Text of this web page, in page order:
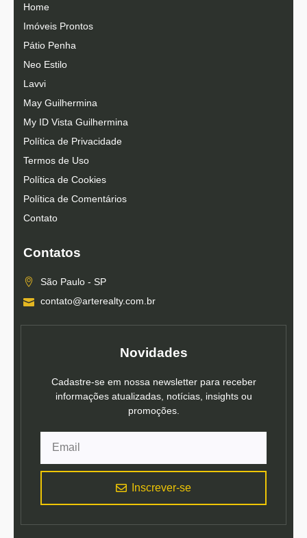
Home
Imóveis Prontos
Pátio Penha
Neo Estilo
Lavvi
May Guilhermina
My ID Vista Guilhermina
Política de Privacidade
Termos de Uso
Política de Cookies
Política de Comentários
Contato
Contatos
São Paulo - SP
contato@arterealty.com.br
Novidades
Cadastre-se em nossa newsletter para receber
informações atualizadas, notícias, insights ou
promoções.
Inscrever-se